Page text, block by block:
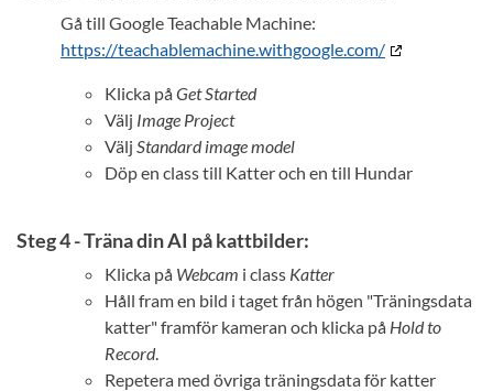
Gå till Google Teachable Machine:
https://teachablemachine.withgoogle.com/
Klicka påGet Started
Välj Image Project
Välj Standard image model
Döp en class till Katter och en till Hundar
Steg 4 - Träna din AI på kattbilder:
Klicka på Webcam i class Katter
Håll fram en bild i taget från högen "Träningsdata
katter" framför kameran och klicka på Hold to
Record.
Repetera med övriga träningsdata för katter